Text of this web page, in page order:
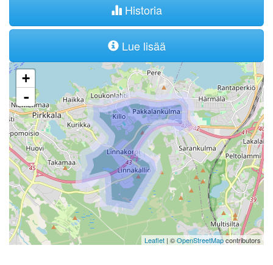
Historia
Lue lisää
+
-
Leaflet | ©OpenStreetMapcontributors